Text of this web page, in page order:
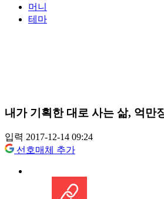
머니
테마
내가 기획한 대로 사는 삶, 억만
입력 2017-12-14 09:24
선호매체 추가